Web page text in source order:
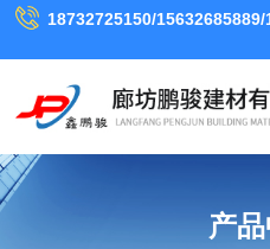
18732725150/
产